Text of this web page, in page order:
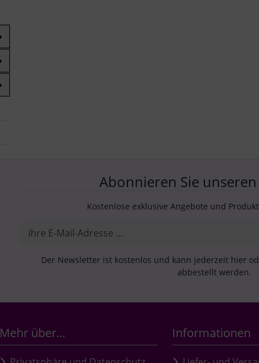
Abonnieren Sie
Kostenlose exklusive Angebote und
Der Newsletter ist kostenlos und kann jederzeit hier
abbestellt werden.
Mehr über... Informationen